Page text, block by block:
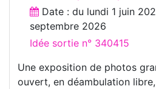
Date : du lundi 1 juin
septembre 2026
Idée sortie n° 340415
Une exposition de photos
ouvert, en déambulation